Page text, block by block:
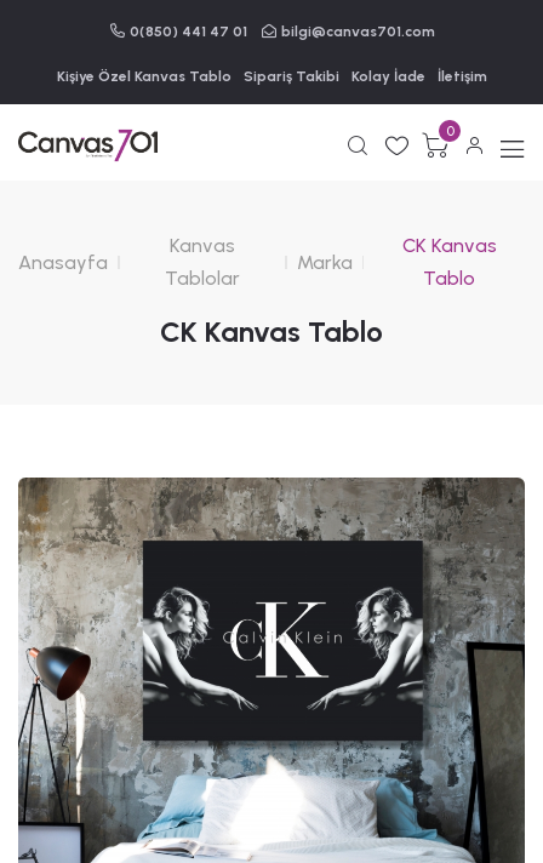
0(850) 441 47 01 bilgi@canvas701.com
Kişiye Özel Kanvas Tablo Sipariş Takibi Kolay İade İletişim
0
Anasayfa
Kanvas
Tablolar
Marka
CK Kanvas
Tablo
CK Kanvas Tablo